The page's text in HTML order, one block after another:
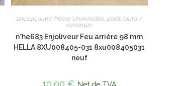
12v,24v,autre,Pièces Universelles,poids lourd /
remorque
n°he683 Enjoliveur Feu arrière 98 mm
HELLA 8XU008405-031 8xu008405031
neuf